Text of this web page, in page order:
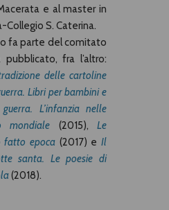
e al master in
Collegio S. Caterina.
fa parte del comitato
fra l’altro:
delle cartoline
Libri per bambini e
L’infanzia nelle
mondiale (2015),Le
fatto epoca (2017) e Il
santa. Le poesie di
(2018).